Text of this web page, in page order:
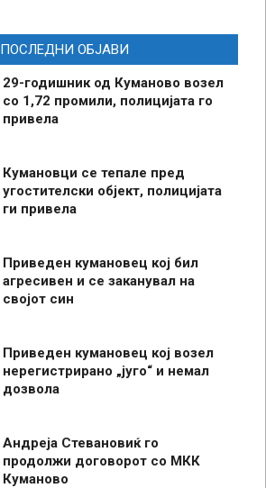
ПОСЛЕДНИ ОБЈАВИ
29-годишник од Куманово возел
со 1,72 промили, полицијата го
привела
Кумановци се тепале пред
угостителски објект, полицијата
ги привела
Приведен кумановец кој бил
агресивен и се заканувал на
својот син
Приведен кумановец кој возел
нерегистрирано „југо“ и немал
дозвола
Андреја Стевановиќ го
продолжи договорот со МКК
Куманово